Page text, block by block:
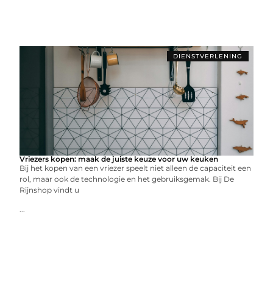
DIENSTVERLENING
Vriezers kopen: maak de juiste keuze voor uw keuken
Bij het kopen van een vriezer speelt niet alleen de capaciteit een
rol, maar ook de technologie en het gebruiksgemak. Bij De
Rijnshop vindt u
...